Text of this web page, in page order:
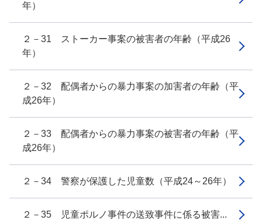
年）
２－31 ストーカー事案の被害者の年齢（平成26
年）
２－32 配偶者からの暴力事案の加害者の年齢（平
成26年）
２－33 配偶者からの暴力事案の被害者の年齢（平
成26年）
２－34 警察が保護した児童数（平成24～26年）
２－35 児童ポルノ事件の送致事件に係る被害...